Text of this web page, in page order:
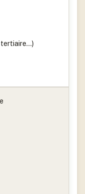
tertiaire…)